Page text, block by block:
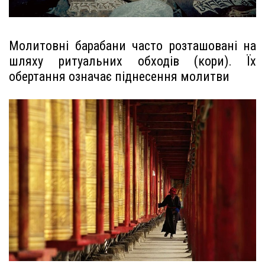
Молитовні барабани часто розташовані на
шляху ритуальних обходів (кори). Їх
обертання означає піднесення молитви